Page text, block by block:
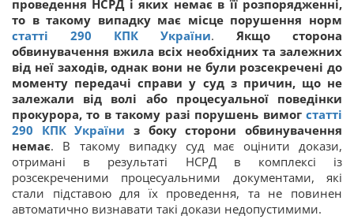
проведення НСРД і яких немає в її розпорядженні,
то в такому випадку має місце порушення норм
статті 290 КПК України. Якщо сторона
обвинувачення вжила всіх необхідних та залежних
від неї заходів, однак вони не були розсекречені до
моменту передачі справи у суд з причин, що не
залежали від волі або процесуальної поведінки
прокурора, то в такому разі порушень вимог статті
290 КПК України з боку сторони обвинувачення
немає. В такому випадку суд має оцінити докази,
отримані в результаті НСРД в комплексі із
розсекреченими процесуальними документами, які
стали підставою для їх проведення, та не повинен
автоматично визнавати такі докази недопустимими.